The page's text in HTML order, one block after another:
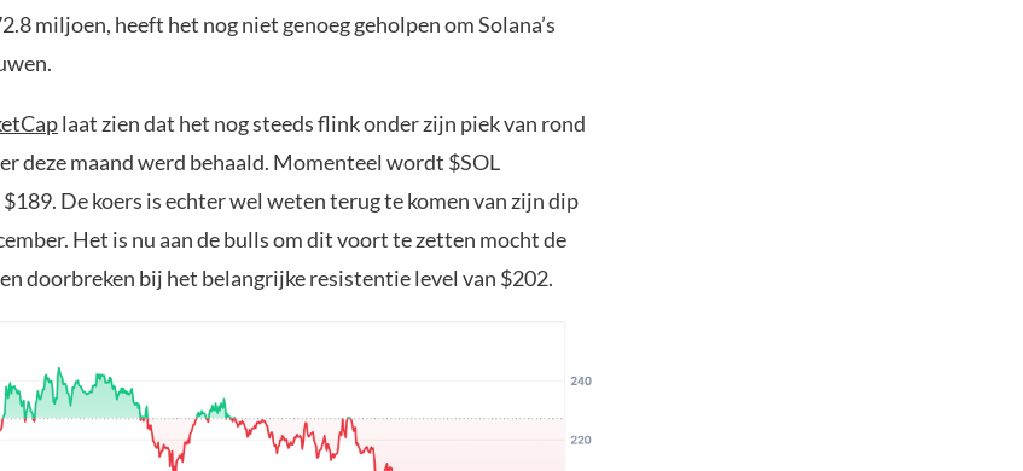
miljoen, heeft het nog niet genoeg geholpen om Solana’s
laat zien dat het nog steeds flink onder zijn piek van rond
deze maand werd behaald. Momenteel wordt $SOL
De koers is echter wel weten terug te komen van zijn dip
Het is nu aan de bulls om dit voort te zetten mocht de
doorbreken bij het belangrijke resistentie level van $202.